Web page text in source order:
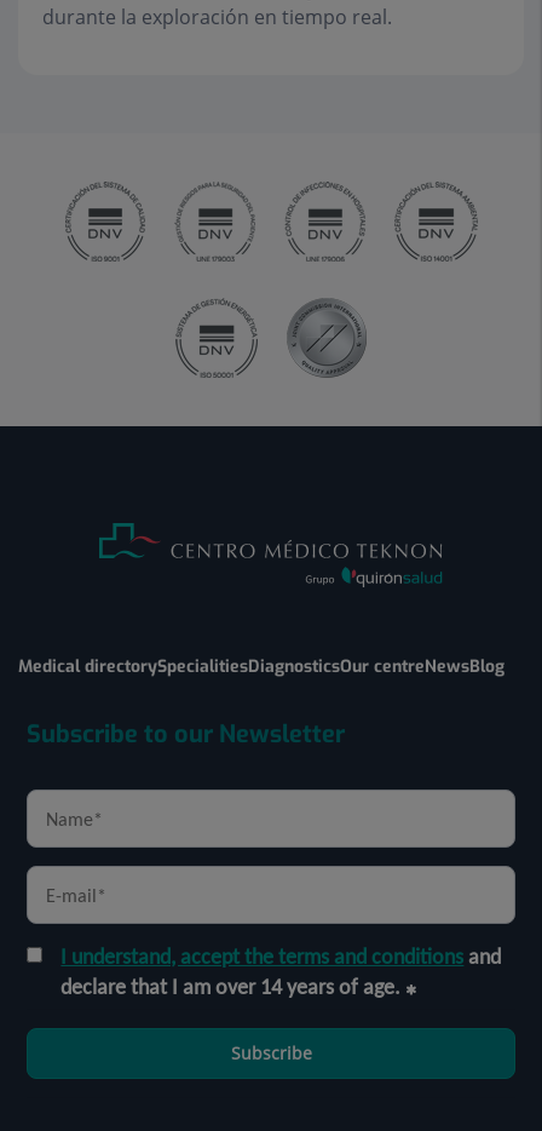
durante la exploración en tiempo real.
Medical directorySpecialitiesDiagnosticsOur centreNewsBlog
Subscribe to our Newsletter
I understand, accept the terms and conditionsand
declare that I am over 14 years of age.
Subscribe